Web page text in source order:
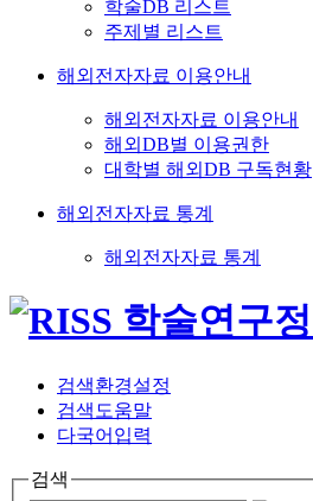
학술DB 리스트
주제별 리스트
해외전자자료 이용안내
해외전자자료 이용안내
해외DB별 이용권한
대학별 해외DB 구독현황
해외전자자료 통계
해외전자자료 통계
검색환경설정
검색도움말
다국어입력
검색